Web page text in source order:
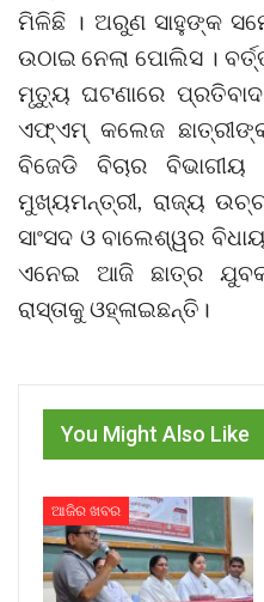
ମିଳିଛି । ଅରୁଣ ସାହୁଙ୍କ
ଉଠାଇ ନେଲା ପୋଲିସ ।
ମୃତ୍ୟୁ ଘଟଣାରେ
ଏଫ୍‌ଏମ୍‌ କଲେଜ
ବିଜେଡି ବିଚାର
ମୁଖ୍ୟମନ୍ତ୍ରୀ, ରାଜ୍ୟ
ସାଂସଦ ଓ ବାଲେଶ୍ୱର
ଏନେଇ ଆଜି ଛାତ୍ର ଯୁବକ
ରାସ୍ତାକୁ ଓହ୍ଳାଇଛନ୍ତି।
You Might Also Like
ଆଜିର ଖବର